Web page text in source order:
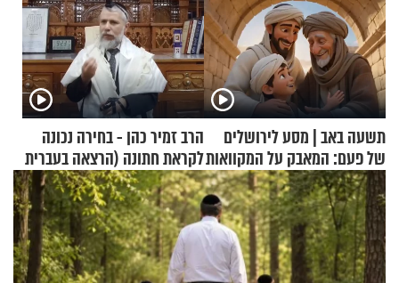
תשעה באב | מסע לירושלים
של פעם: המאבק על המקוואות
הרב זמיר כהן - בחירה נכונה
לקראת חתונה (הרצאה בעברית
+ צרפתית)